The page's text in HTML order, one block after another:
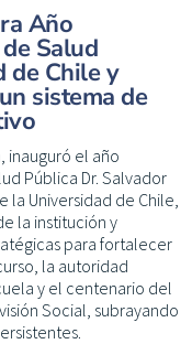
Año
Salud
de Chile y
sistema de
inauguró el año
Pública Dr. Salvador
Universidad de Chile,
la institución y
para fortalecer
la autoridad
y el centenario del
Social, subrayando